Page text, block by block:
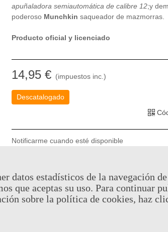
apuñaladora semiautomática de calibre 12;y
poderoso Munchkin saqueador de mazmorras.
Producto oficial y licenciado
14,95 € (impuestos inc.)
Descatalogado
Notificarme cuando esté disponible
Puedes consultar la política de privacidad aquí
Al comprar este producto puedes juntar hasta7
cesta sera de7puntos de fidelidadque se
datos estadísticos de la navegación
que aceptas su uso. Para continuar
sobre la política de cookies, haz